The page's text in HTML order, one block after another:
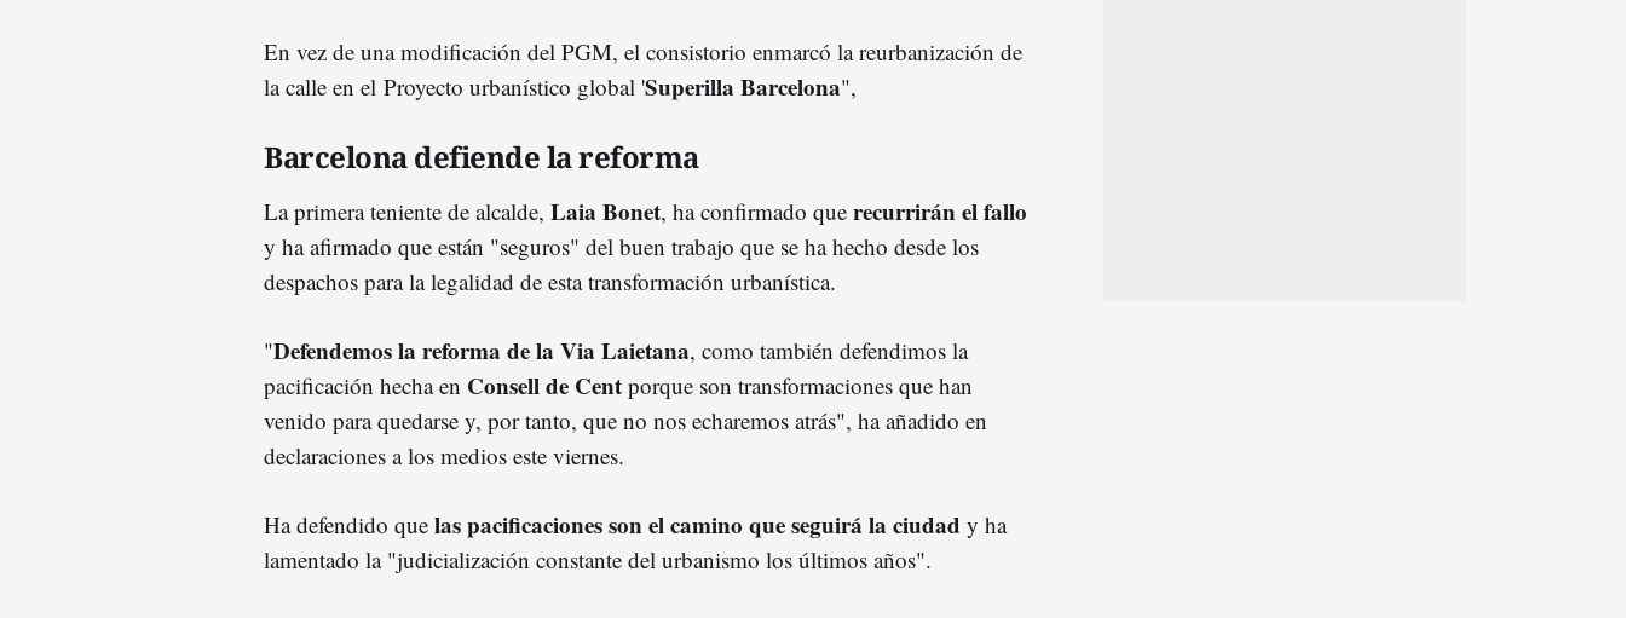
En vez de una modificación del PGM, el consistorio enmarcó la reurbanización de
la calle en el Proyecto urbanístico global 'Superilla Barcelona",
Barcelona defiende la reforma
La primera teniente de alcalde, Laia Bonet, ha confirmado que recurrirán el fallo
y ha afirmado que están "seguros" del buen trabajo que se ha hecho desde los
despachos para la legalidad de esta transformación urbanística.
"Defendemos la reforma de la Via Laietana, como también defendimos la
pacificación hecha en Consell de Cent porque son transformaciones que han
venido para quedarse y, por tanto, que no nos echaremos atrás", ha añadido en
declaraciones a los medios este viernes.
Ha defendido que las pacificaciones son el camino que seguirá la ciudad y ha
lamentado la "judicialización constante del urbanismo los últimos años".